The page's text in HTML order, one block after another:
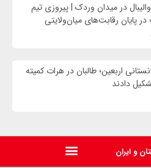
در میدان وردک | پیروزی تیم
در پایان رقابت‌های میان‌ولایتی
اربعین؛ طالبان در هرات کمیته
دادند
و ایران